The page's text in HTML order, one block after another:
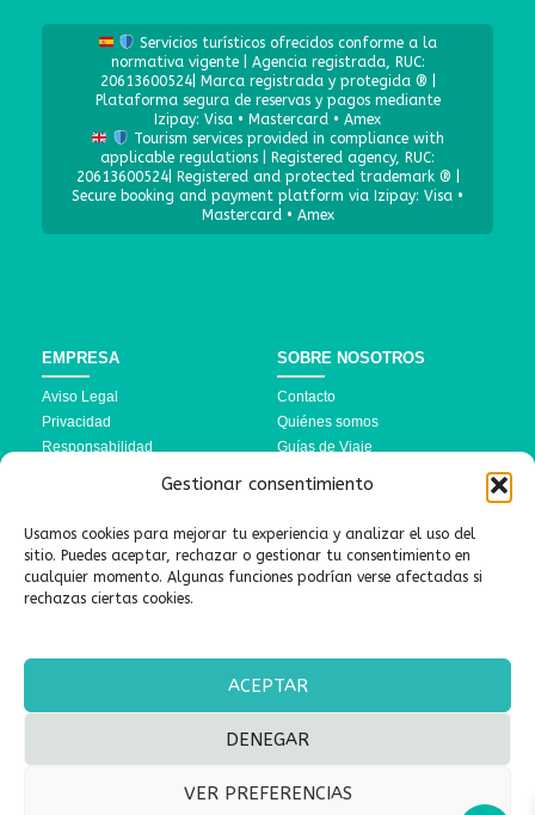
Gestionar consentimiento
Usamos cookies para mejorar tu experiencia y analizar el uso del
sitio. Puedes aceptar, rechazar o gestionar tu consentimiento en
cualquier momento. Algunas funciones podrían verse afectadas si
rechazas ciertas cookies.
ACEPTAR
DENEGAR
VER PREFERENCIAS
Servicios turísticos ofrecidos conforme a la
normativa vigente | Agencia registrada, RUC:
20613600524| Marca registrada y protegida ® |
Plataforma segura de reservas y pagos mediante
Izipay: Visa • Mastercard • Amex
Tourism services provided in compliance with
applicable regulations | Registered agency, RUC:
20613600524| Registered and protected trademark ® |
Secure booking and payment platform via Izipay: Visa •
Mastercard • Amex
EMPRESA
Aviso Legal
Privacidad
Responsabilidad
SOBRE NOSOTROS
Contacto
Quiénes somos
Guías de Viaje
DESTINOS
Turquía
Marruecos
SÍGUENOS AQUÍ
| Copyright © 2026 | Sultana Viajes® | Todos los derechos
reservados. | Diseñamos experiencias inolvidables para viajer@s